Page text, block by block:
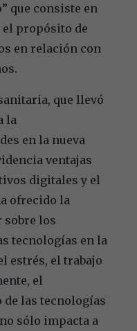
” que consiste en
el propósito de
en relación con
que llevó
la
en la nueva
ventajas
digitales y el
ofrecido la
los
tecnologías en la
estrés, el trabajo
el
de las tecnologías
sólo impacta a